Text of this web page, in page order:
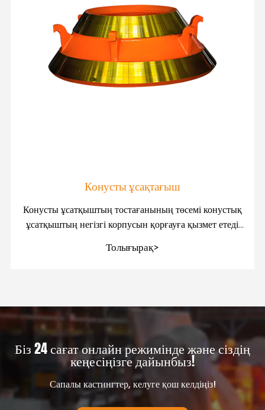
Конусты ұсақтағыш
Конусты ұсатқыштың тостағанының төсемі конустық
ұсатқыштың негізгі корпусын қорғауға қызмет етеді
Толығырақ>
Біз 24 сағат онлайн режимінде және сіздің
кеңесіңізге дайынбыз!
Сапалы кастингтер, келуге қош келдіңіз!